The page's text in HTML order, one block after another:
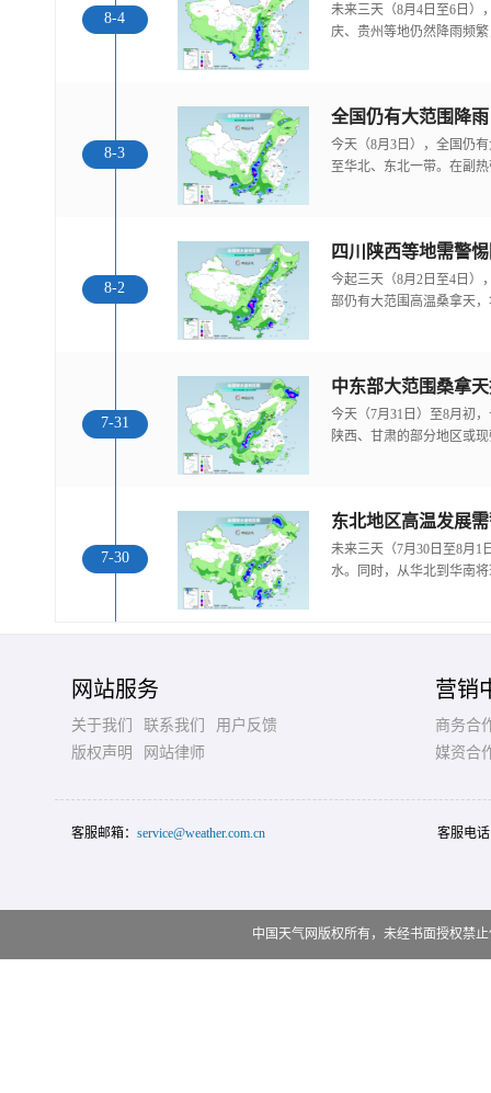
8-4
未来三天（8月4日至6日）
庆、贵州等地仍然降雨频
8-3
全国仍有大范围降
今天（8月3日），全国仍
至华北、东北一带。在副
8-2
今起三天（8月2日至4日）
部仍有大范围高温桑拿天
7-31
中东部大范围桑拿
今天（7月31日）至8月初
陕西、甘肃的部分地区或
7-30
东北地区高温发展
未来三天（7月30日至8月1
水。同时，从华北到华南
网站服务
关于我们 联系我们
用户反馈
版权声明
网站律师
营销
商务合
媒资合
客服邮箱： service@weather.com.cn 客服电
中国天气网版权所有，未经书面授权